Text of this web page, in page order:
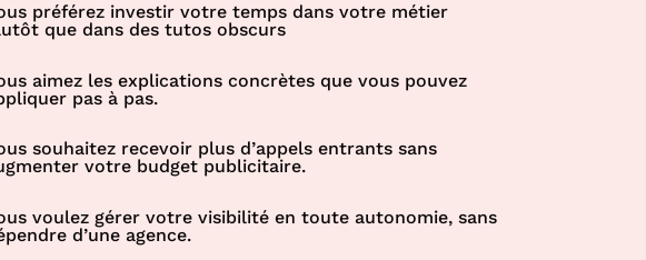
préférez investir votre temps dans votre métier
que dans des tutos obscurs
aimez les explications concrètes que vous pouvez
pas à pas.
souhaitez recevoir plus d’appels entrants sans
votre budget publicitaire.
voulez gérer votre visibilité en toute autonomie, sans
d’une agence.